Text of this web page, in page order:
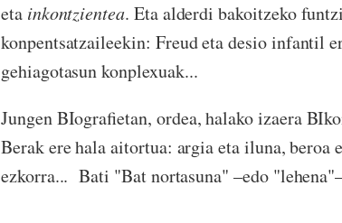
eta inkontzientea. Eta alderdi bakoitzeko
konpentsatzaileekin: Freud eta desio infantil
gehiagotasun konplexuak...
Jungen BIografietan, ordea, halako izaera
Berak ere hala aitortua: argia eta iluna, beroa
ezkorra... Bati "Bat nortasuna" –edo